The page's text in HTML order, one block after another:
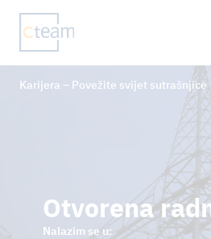
Obuka i dvojni studijski
Postupak prijave
HR
Karijera – Povežite svijet sutrašnjice
Otvorena
Nalazim se u: